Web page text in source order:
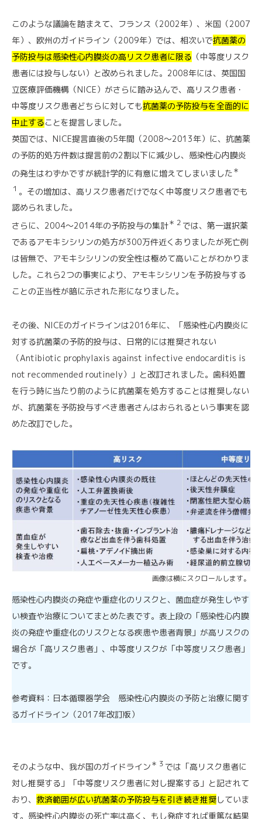
このような議論を踏まえて、フランス（2002年）、米国（2007
年）、欧州のガイドライン（2009年）では、相次いで抗菌薬の
予防投与は感染性心内膜炎の高リスク患者に限る （中等度リスク
患者には投与しない）と改められました。2008年には、英国国
立医療評価機構（NICE）がさらに踏み込んで、高リスク患者・
中等度リスク患者どちらに対しても抗菌薬の予防投与を全面的に
中止することを提言しました。
英国では、NICE提言直後の5年間（2008〜2013年）に、抗菌薬
の予防的処方件数は提言前の2割以下に減少し、感染性心内膜炎
の発生はわずかですが統計学的に有意に増えてしまいました＊
１ 。その増加は、高リスク患者だけでなく中等度リスク患者でも
認められました。
さらに、2004〜2014年の予防投与の集計＊２ では、第一選択薬
であるアモキシシリンの処方が300万件近くありましたが死亡例
は皆無で、アモキシシリンの安全性は極めて高いことがわかりま
した。これら2つの事実により、アモキシシリンを予防投与する
ことの正当性が暗に示された形になりました。
その後、NICEのガイドラインは2016年に、「感染性心内膜炎に
対する抗菌薬の予防的投与は、日常的には推奨されない
（Antibiotic prophylaxis against infective endocarditis is
not recommended routinely）」と改訂されました。歯科処置
を行う時に当たり前のように抗菌薬を処方することは推奨しない
が、抗菌薬を予防投与すべき患者さんはおられるという事実を認
めた改訂でした。
画像は横にスクロールします。
感染性心内膜炎の発症や重症化のリスクと、菌血症が発生しやす
い検査や治療についてまとめた表です。表上段の「感染性心内膜
炎の発症や重症化のリスクとなる疾患や患者背景」が高リスクの
場合が「高リスク患者」、中等度リスクが「中等度リスク患者」
です。
参考資料：日本循環器学会 感染性心内膜炎の予防と治療に関す
るガイドライン（2017年改訂版）
そのような中、我が国のガイドライン＊３ では「高リスク患者に
対し推奨する」「中等度リスク患者に対し提案する」と記されて
おり、 救済範囲が広い抗菌薬の予防投与を引き続き推奨していま
す。感染性心内膜炎の死亡率は高く、もし発症すれば重篤な結果